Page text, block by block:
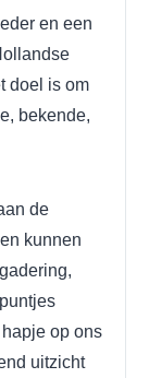
en een
doel is om
bekende,
de
kunnen
op ons
uitzicht